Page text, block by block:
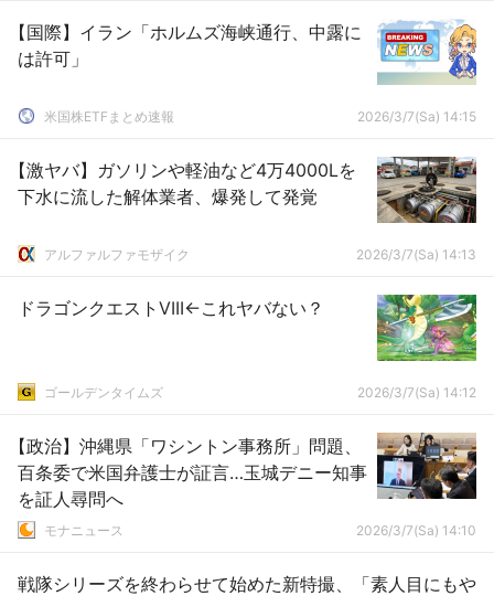
【国際】イラン「ホルムズ海峡通行、中露に
は許可」
米国株ETFまとめ速報 2026/3/7(Sa) 14:15
【激ヤバ】ガソリンや軽油など4万4000Lを
下水に流した解体業者、爆発して発覚
アルファルファモザイク 2026/3/7(Sa) 14:13
ドラゴンクエストVIII←これヤバない？
ゴールデンタイムズ 2026/3/7(Sa) 14:12
【政治】沖縄県「ワシントン事務所」問題、
百条委で米国弁護士が証言…玉城デニー知事
を証人尋問へ
モナニュース 2026/3/7(Sa) 14:10
戦隊シリーズを終わらせて始めた新特撮、「素人目にもや